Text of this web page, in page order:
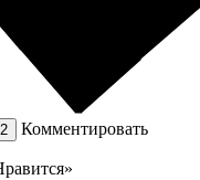
2 Комментировать